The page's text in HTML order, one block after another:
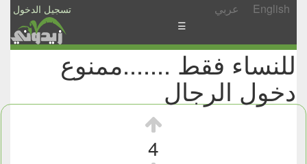
تسجيل الدخول عربي English
الأخبار
والمشاركات
☰
للنساء فقط .......ممنوع
دخول الرجال
4